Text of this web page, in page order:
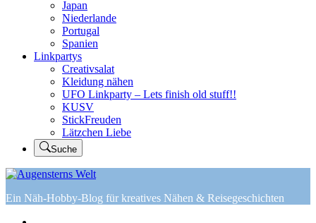
Japan
Niederlande
Portugal
Spanien
Linkpartys
Creativsalat
Kleidung nähen
UFO Linkparty – Lets finish old stuff!!
KUSV
StickFreuden
Lätzchen Liebe
Suche
Ein Näh-Hobby-Blog für kreatives Nähen & Reisegeschichten